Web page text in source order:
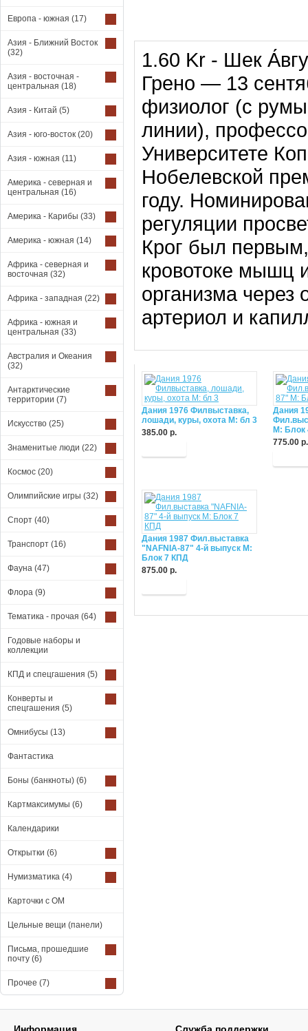
Европа - южная (17)
Азия - Ближний Восток
(32)
Азия - восточная -
центральная (18)
Азия - Китай (5)
Азия - юго-восток (20)
Азия - южная (11)
Америка - северная и
центральная (16)
Америка - Карибы (33)
Америка - южная (14)
Африка - северная и
восточная (32)
Африка - западная (22)
Африка - южная и
центральная (33)
Австралия и Океания
(32)
Антарктические
территории (7)
Искусство (25)
Знаменитые люди (22)
Космос (20)
Олимпийские игры (32)
Спорт (40)
Транспорт (16)
Фауна (47)
Флора (9)
Тематика - прочая (64)
Годовые наборы и
коллекции
КПД и спецгашения (5)
Конверты и
спецгашения (5)
Омнибусы (13)
Фантастика
Боны (банкноты) (6)
Картмаксимумы (6)
Календарики
Открытки (6)
Нумизматика (4)
Карточки с ОМ
Цельные вещи (панели)
Письма, прошедшие
почту (6)
Прочее (7)
1.60 Kr - Шек
Грено — 13
физиолог (с
линии),
Университете
Нобелевской
году.
регуляции
Крог был
кровотоке мышц
организма через
артериол и
Дания 1976 Филвыставка,
лошади, куры, охота М: бл 3
385.00 р.
Дания
М: Блок
775.00 р.
Дания 1987 Фил.выставка
"NAFNIA-87" 4-й выпуск М:
Блок 7 КПД
875.00 р.